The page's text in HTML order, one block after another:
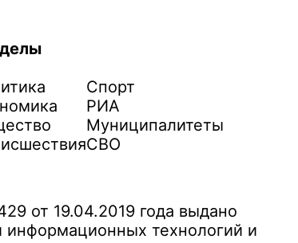
Спорт
РИА
Муниципалитеты
СВО
от 19.04.2019 года выдано
технологий и